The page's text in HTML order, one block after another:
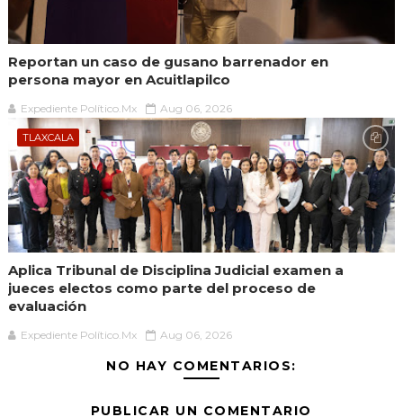
Reportan un caso de gusano barrenador en
persona mayor en Acuitlapilco
Expediente Político.Mx Aug 06, 2026
TLAXCALA
Aplica Tribunal de Disciplina Judicial examen a
jueces electos como parte del proceso de
evaluación
Expediente Político.Mx Aug 06, 2026
NO HAY COMENTARIOS:
PUBLICAR UN COMENTARIO